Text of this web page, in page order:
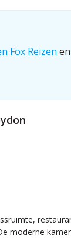
Fox Reizen
moderne